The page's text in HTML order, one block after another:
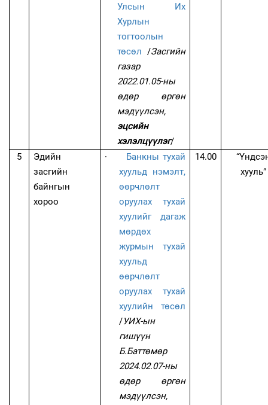
Улсын Их
Хурлын
тогтоолын
төсөл /Засгийн
газар
2022.01.05-ны
өдөр өргөн
мэдүүлсэн,
эцсийн
хэлэлцүүлэг/
5
Эдийн
засгийн
байнгын
хороо
·
Банкны тухай
хуульд нэмэлт,
өөрчлөлт
оруулах тухай
хуулийг дагаж
мөрдөх
журмын тухай
хуульд
өөрчлөлт
оруулах тухай
хуулийн төсөл
/УИХ-ын
гишүүн
Б.Баттөмөр
2024.02.07-ны
өдөр өргөн
мэдүүлсэн,
14.00
хууль”